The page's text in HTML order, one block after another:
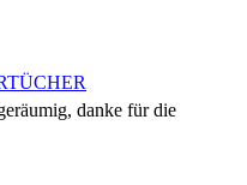
danke für die